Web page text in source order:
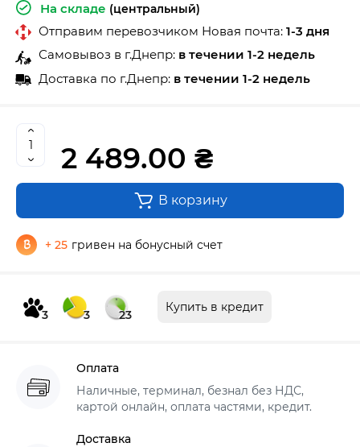
На складе (центральный)
Отправим перевозчиком Новая почта: 1-3 дня
Самовывоз в г.Днепр: в течении 1-2 недель
Доставка по г.Днепр: в течении 1-2 недель
2 489.00 ₴
В корзину
+ 25 гривен на бонусный счет
3 3 23
Купить в кредит
Оплата
Наличные, терминал, безнал без НДС,
картой онлайн, оплата частями, кредит.
Доставка